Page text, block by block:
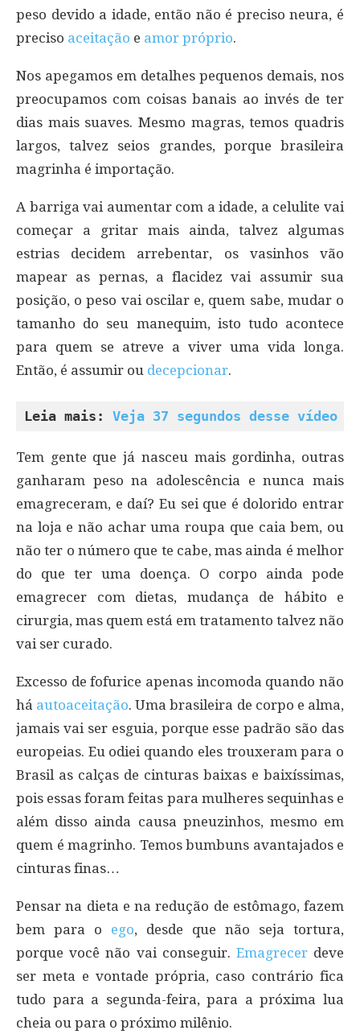
peso devido a idade, então não é preciso neura, é
preciso aceitação e amor próprio.
Nos apegamos em detalhes pequenos demais, nos
preocupamos com coisas banais ao invés de ter
dias mais suaves. Mesmo magras, temos quadris
largos, talvez seios grandes, porque brasileira
magrinha é importação.
A barriga vai aumentar com a idade, a celulite vai
começar a gritar mais ainda, talvez algumas
estrias decidem arrebentar, os vasinhos vão
mapear as pernas, a flacidez vai assumir sua
posição, o peso vai oscilar e, quem sabe, mudar o
tamanho do seu manequim, isto tudo acontece
para quem se atreve a viver uma vida longa.
Então, é assumir ou decepcionar.
Leia mais: Veja 37 segundos desse vídeo
Tem gente que já nasceu mais gordinha, outras
ganharam peso na adolescência e nunca mais
emagreceram, e daí? Eu sei que é dolorido entrar
na loja e não achar uma roupa que caia bem, ou
não ter o número que te cabe, mas ainda é melhor
do que ter uma doença. O corpo ainda pode
emagrecer com dietas, mudança de hábito e
cirurgia, mas quem está em tratamento talvez não
vai ser curado.
Excesso de fofurice apenas incomoda quando não
há autoaceitação. Uma brasileira de corpo e alma,
jamais vai ser esguia, porque esse padrão são das
europeias. Eu odiei quando eles trouxeram para o
Brasil as calças de cinturas baixas e baixíssimas,
pois essas foram feitas para mulheres sequinhas e
além disso ainda causa pneuzinhos, mesmo em
quem é magrinho. Temos bumbuns avantajados e
cinturas finas…
Pensar na dieta e na redução de estômago, fazem
bem para o ego, desde que não seja tortura,
porque você não vai conseguir. Emagrecer deve
ser meta e vontade própria, caso contrário fica
tudo para a segunda-feira, para a próxima lua
cheia ou para o próximo milênio.